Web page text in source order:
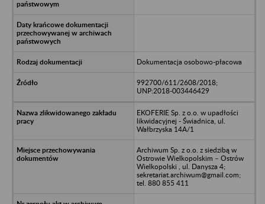
Dokumentacja osobowo-płacowa
992700/611/2608/2018;
UNP:2018-003446429
EKOFERIE Sp. z o.o. w upadłości
likwidacyjnej - Świadnica, ul.
Wałbrzyska 14A/1
Archiwum Sp. z o.o. z siedzibą w
Ostrowie Wielkopolskim – Ostrów
Wielkopolski , ul. Danysza 4;
sekretariat.archiwum@gmail.com;
tel. 880 855 411